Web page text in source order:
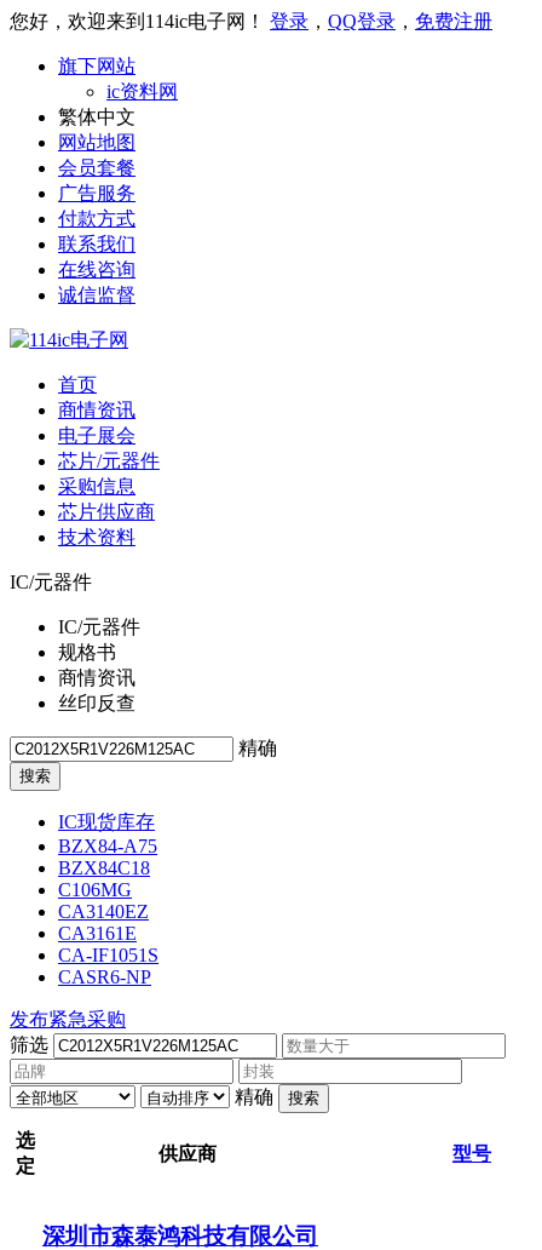
您好，欢迎来到114ic电子网！ 登录 ， QQ登录 ， 免费注册
旗下网站
ic资料网
繁体中文
网站地图
会员套餐
广告服务
付款方式
联系我们
在线咨询
诚信监督
首页
商情资讯
电子展会
芯片/元器件
采购信息
芯片供应商
技术资料
IC/元器件
IC/元器件
规格书
商情资讯
丝印反查
精确
IC现货库存
BZX84-A75
BZX84C18
C106MG
CA3140EZ
CA3161E
CA-IF1051S
CASR6-NP
发布紧急采购
筛选
精确 搜索
选
定
供应商 型号
深圳市森泰鸿科技有限公司